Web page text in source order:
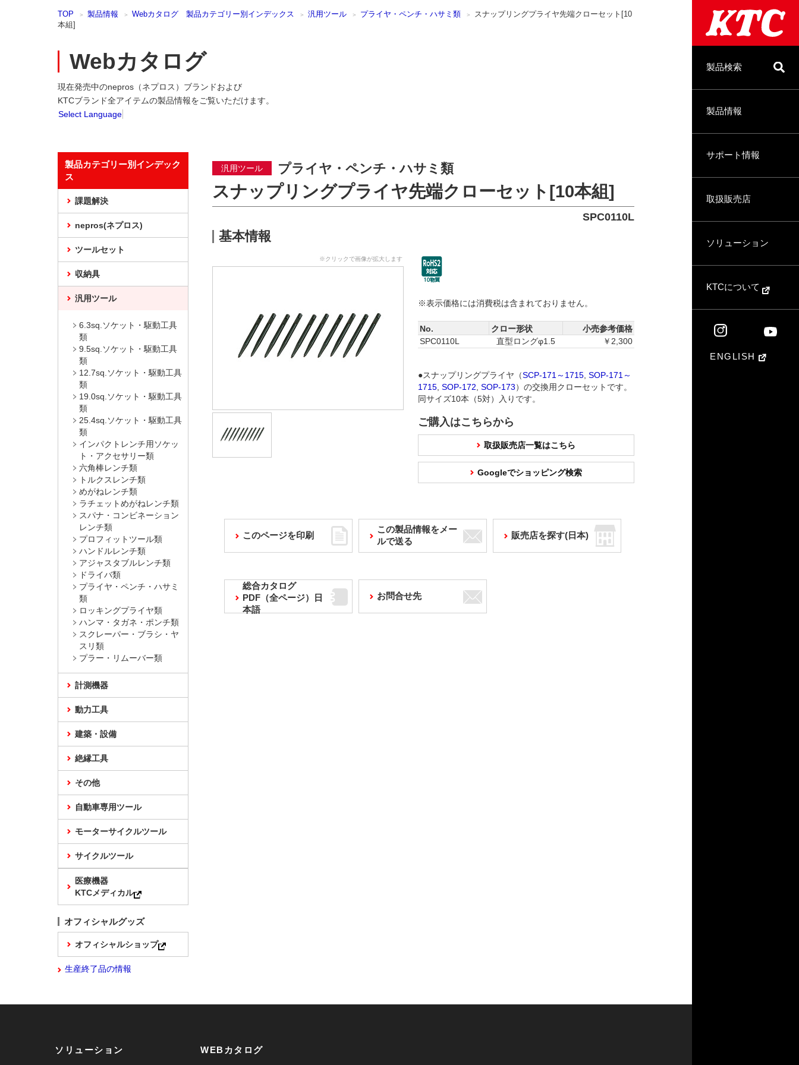
製品検索
製品情報
サポート情報
取扱販売店
ソリューション
KTCについて
ENGLISH
TOP 製品情報 Webカタログ 製品カテゴリー別インデックス 汎用ツール プライヤ・ペンチ・ハサミ類
スナップリングプライヤ先端クローセット[10
本組]
Webカタログ
現在発売中のnepros（ネプロス）ブランドおよび
KTCブランド全アイテムの製品情報をご覧いただけます。
Select Language
汎用ツール プライヤ・ペンチ・ハサミ類
スナップリングプライヤ先端クローセット[10本組]
SPC0110L
基本情報
※クリックで画像が拡大します
※表示価格には消費税は含まれておりません。
No. クロー形状
小売参考価格
SPC0110L
直型ロングφ1.5 ￥2,300
●スナップリングプライヤ（SCP-171～1715 SOP-171～
1715 SOP-172 SOP-173）の交換用クローセットです。
同サイズ10本（5対）入りです。
ご購入はこちらから
取扱販売店一覧はこちら
Googleでショッピング検索
このページを印刷
この製品情報をメー
ルで送る
販売店を探す(日本)
総合カタログ
PDF（全ページ）日
本語
お問合せ先
製品カテゴリー別インデック
ス
課題解決
nepros(ネプロス)
ツールセット
収納具
汎用ツール
6.3sq.ソケット・駆動工具
類
9.5sq.ソケット・駆動工具
類
12.7sq.ソケット・駆動工具
類
19.0sq.ソケット・駆動工具
類
25.4sq.ソケット・駆動工具
類
インパクトレンチ用ソケッ
ト・アクセサリー類
六角棒レンチ類
トルクスレンチ類
めがねレンチ類
ラチェットめがねレンチ類
スパナ・コンビネーション
レンチ類
プロフィットツール類
ハンドルレンチ類
アジャスタブルレンチ類
ドライバ類
プライヤ・ペンチ・ハサミ
類
ロッキングプライヤ類
ハンマ・タガネ・ポンチ類
スクレーパー・ブラシ・ヤ
スリ類
プラー・リムーバー類
計測機器
動力工具
建築・設備
絶縁工具
その他
自動車専用ツール
モーターサイクルツール
サイクルツール
医療機器
KTCメディカル
オフィシャルグッズ
オフィシャルショップ
生産終了品の情報
ソリューション WEBカタログ